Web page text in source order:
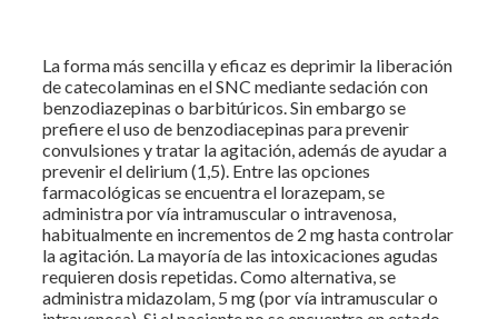
La forma más sencilla y eficaz es deprimir la liberación
de catecolaminas en el SNC mediante sedación con
benzodiazepinas o barbitúricos. Sin embargo se
prefiere el uso de benzodiacepinas para prevenir
convulsiones y tratar la agitación, además de ayudar a
prevenir el delirium (1,5). Entre las opciones
farmacológicas se encuentra el lorazepam, se
administra por vía intramuscular o intravenosa,
habitualmente en incrementos de 2 mg hasta controlar
la agitación. La mayoría de las intoxicaciones agudas
requieren dosis repetidas. Como alternativa, se
administra midazolam, 5 mg (por vía intramuscular o